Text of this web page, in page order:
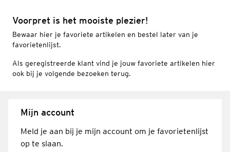
Voorpret is het mooiste plezier!
Bewaar hier je favoriete artikelen en bestel later van je
favorietenlijst.
Als geregistreerde klant vind je jouw favoriete artikelen hier
ook bij je volgende bezoeken terug.
Mijn account
Meld je aan bij je mijn account om je favorietenlijst
op te slaan.